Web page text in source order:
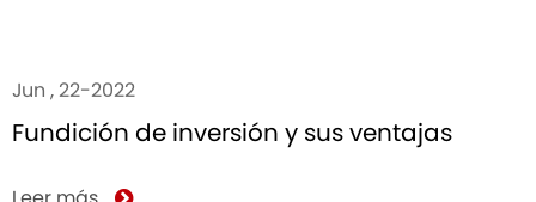
Jun , 22-2022
Fundición de inversión y sus ventajas